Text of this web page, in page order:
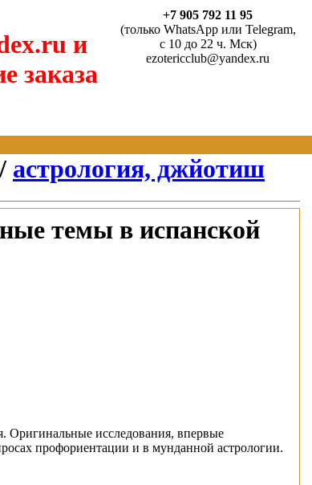
и
заказа
+7 905 792 11 95
(только WhatsApp или Telegram,
с 10 до 22 ч. Мск)
ezotericclub@yandex.ru
/ астрология, джйотиш
темы в испанской
Оригинальные исследования, впервые
профориентации и в мунданной астрологии.